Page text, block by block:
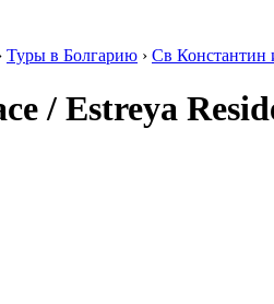
Туры в Болгарию › Св Константин
/ Estreya